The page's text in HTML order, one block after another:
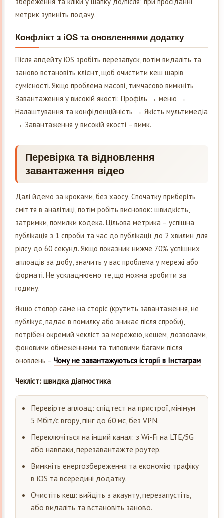
метрик зупиніть подачу.
Конфлікт з iOS та оновленнями додатку
Після апдейту iOS зробіть перезапуск, потім видаліть та
заново встановіть клієнт, щоб очистити кеш шарів
сумісності. Якщо проблема масові, тимчасово вимкніть
Завантаження у високій якості: Профіль → меню →
Налаштування та конфіденційність → Якість мультимедіа
→ Завантаження у високій якості – вимк.
Перевірка та відновлення
завантаження відео
Далі йдемо за кроками, без хаосу. Спочатку приберіть
сміття в аналітиці, потім робіть висновок: швидкість,
затримки, помилки кодека. Цільова метрика – успішна
публікація з 1 спроби та час до публікації до 2 хвилин для
рілсу до 60 секунд. Якщо показник нижче 70% успішних
аплоадів за добу, значить у вас проблема у мережі або
форматі. Не ускладнюємо те, що можна зробити за
годину.
Якщо стопор саме на сторіс (крутить завантаження, не
публікує, падає в помилку або зникає після спроби),
потрібен окремий чекліст за мережею, кешем, дозволами,
фоновими обмеженнями та типовими багами після
оновлень – Чому не завантажуються історії в Інстаграм
Чекліст: швидка діагностика
Перевірте аплоад: спідтест на пристрої, мінімум
5 Мбіт/с вгору, пінг до 60 мс, без VPN.
Переключіться на інший канал: з Wi-Fi на LTE/5G
або навпаки, перезавантажте роутер.
Вимкніть енергозбереження та економію трафіку
в iOS та всередині додатку.
Очистіть кеш: вийдіть з акаунту, перезапустіть,
або видаліть та встановіть заново.